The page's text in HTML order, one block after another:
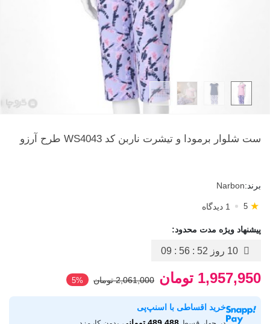
ست شلوار برمودا و تیشرت ناربن کد WS4043 طرح آرزو
برند:Narbon
5 ★ 1 دیدگاه
پیشنهاد ویژه مدت محدود:
10 روز 09 : 56 : 51
1,957,950 تومان 2,061,000 تومان ‎5%
خرید اقساطی با اسنپ‌پی